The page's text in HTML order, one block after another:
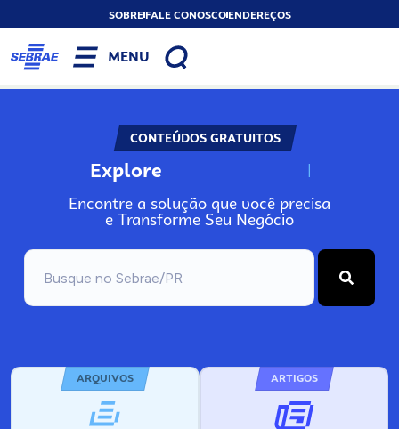
SOBREFALE CONOSCOENDEREÇOS
MENU
CONTEÚDOS GRATUITOS
Explore N
Encontre a solução que você precisa
e Transforme Seu Negócio
ARQUIVOS ARTIGOS